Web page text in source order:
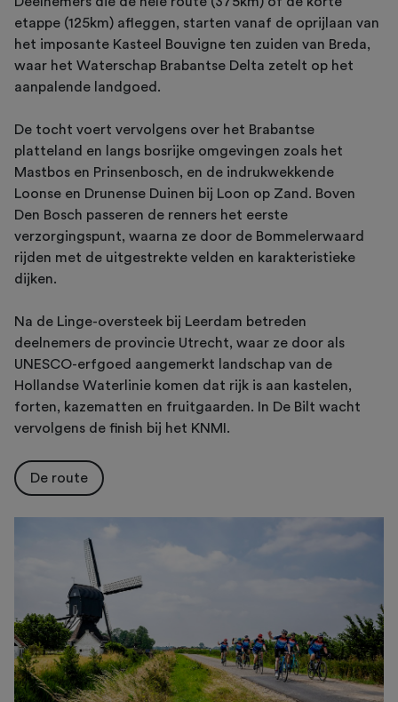
etappe (125km) afleggen, starten vanaf de oprijlaan van
het imposante Kasteel Bouvigne ten zuiden van Breda,
waar het Waterschap Brabantse Delta zetelt op het
aanpalende landgoed.
De tocht voert vervolgens over het Brabantse
platteland en langs bosrijke omgevingen zoals het
Mastbos en Prinsenbosch, en de indrukwekkende
Loonse en Drunense Duinen bij Loon op Zand. Boven
Den Bosch passeren de renners het eerste
verzorgingspunt, waarna ze door de Bommelerwaard
rijden met de uitgestrekte velden en karakteristieke
dijken.
Na de Linge-oversteek bij Leerdam betreden
deelnemers de provincie Utrecht, waar ze door als
UNESCO-erfgoed aangemerkt landschap van de
Hollandse Waterlinie komen dat rijk is aan kastelen,
forten, kazematten en fruitgaarden. In De Bilt wacht
vervolgens de finish bij het KNMI.
De route